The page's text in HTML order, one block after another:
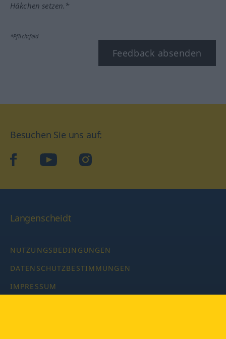
Häkchen setzen.*
*Pflichtfeld
Feedback absenden
Besuchen Sie uns auf:
facebookYouTube Instagram
Langenscheidt
NUTZUNGSBEDINGUNGEN
DATENSCHUTZBESTIMMUNGEN
IMPRESSUM